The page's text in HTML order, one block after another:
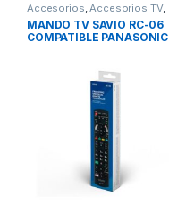
Accesorios,Accesorios TV,
Imagen y Sonido
MANDO TV SAVIO RC-06
COMPATIBLE PANASONIC